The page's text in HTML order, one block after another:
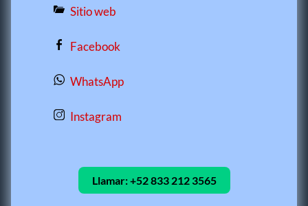
Sitio web
Facebook
WhatsApp
Instagram
Llamar:+52 833 212 3565